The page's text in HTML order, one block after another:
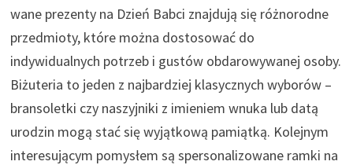
wane prezenty na Dzień Babci znajdują się różnorodne
przedmioty, które można dostosować do
indywidualnych potrzeb i gustów obdarowywanej osoby.
Biżuteria to jeden z najbardziej klasycznych wyborów –
bransoletki czy naszyjniki z imieniem wnuka lub datą
urodzin mogą stać się wyjątkową pamiątką. Kolejnym
interesującym pomysłem są spersonalizowane ramki na